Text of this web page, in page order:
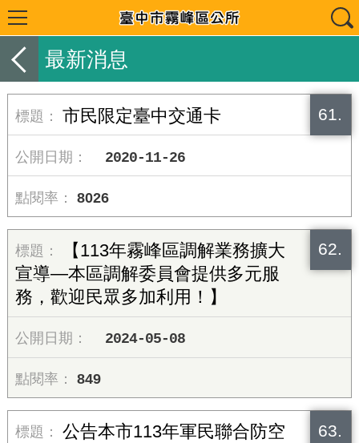
最新消息
61.
市民限定臺中交通卡
2020-11-26
8026
62.
【113年霧峰區調解業務擴大
宣導—本區調解委員會提供多元服
務，歡迎民眾多加利用！】
2024-05-08
849
63.
公告本市113年軍民聯合防空